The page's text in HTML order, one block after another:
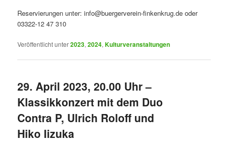
Reservierungen unter: info@buergerverein-finkenkrug.de oder
03322-12 47 310
Veröffentlicht unter2023,2024,Kulturveranstaltungen
29. April 2023, 20.00 Uhr –
Klassikkonzert mit dem Duo
Contra P, Ulrich Roloff und
Hiko Iizuka